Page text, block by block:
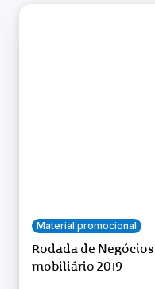
Material promocional
Rodada de
mobiliário 2019